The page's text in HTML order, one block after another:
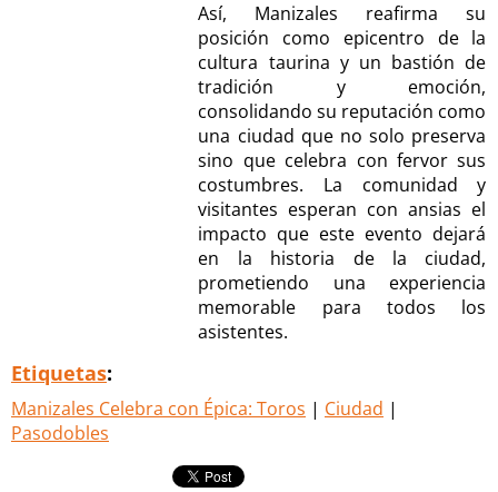
Así, Manizales reafirma su
posición como epicentro de la
cultura taurina y un bastión de
tradición y emoción,
consolidando su reputación como
una ciudad que no solo preserva
sino que celebra con fervor sus
costumbres. La comunidad y
visitantes esperan con ansias el
impacto que este evento dejará
en la historia de la ciudad,
prometiendo una experiencia
memorable para todos los
asistentes.
Etiquetas:
Manizales Celebra con Épica: Toros | Ciudad |
Pasodobles